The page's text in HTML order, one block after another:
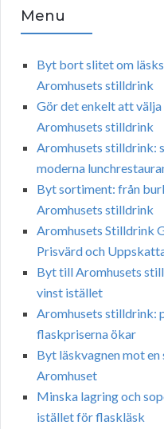
Menu
Byt bort slitet om
Aromhusets stilldrink
Gör det enkelt att
Aromhusets stilldrink
Aromhusets stilldrink:
moderna
Byt sortiment: från
Aromhusets stilldrink
Aromhusets Stilldrink
Prisvärd och
Byt till Aromhusets
vinst istället
Aromhusets stilldrink:
flaskpriserna ökar
Byt läskvagnen mot
Aromhuset
Minska lagring och
istället för flaskläsk